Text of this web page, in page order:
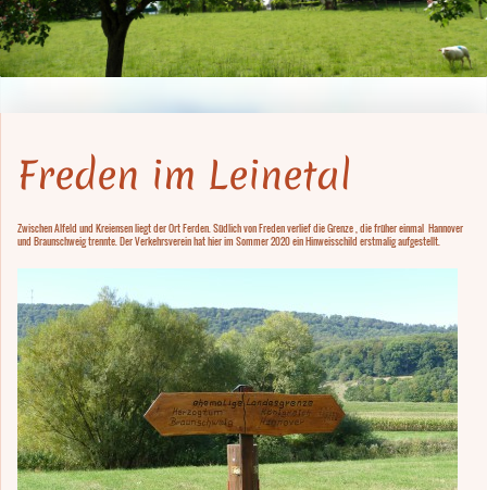
Freden im Leinetal
Zwischen Alfeld und Kreiensen liegt der Ort Ferden. Südlich von Freden verlief die Grenze , die früher einmal Hannover
und Braunschweig trennte. Der Verkehrsverein hat hier im Sommer 2020 ein Hinweisschild erstmalig aufgestellt.